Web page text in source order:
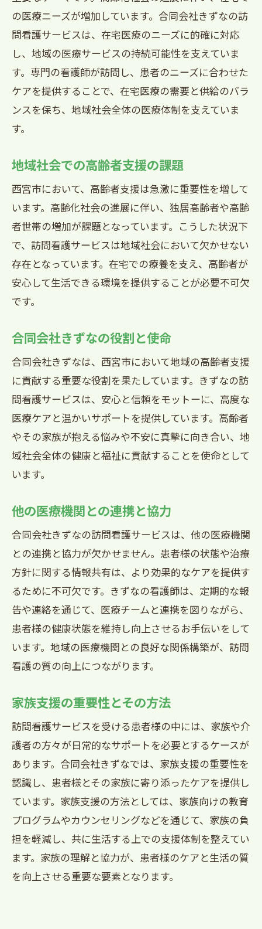
の医療ニーズが増加しています。合同会社きずなの訪
問看護サービスは、在宅医療のニーズに的確に対応
し、地域の医療サービスの持続可能性を支えていま
す。専門の看護師が訪問し、患者のニーズに合わせた
ケアを提供することで、在宅医療の需要と供給のバラ
ンスを保ち、地域社会全体の医療体制を支えていま
す。
地域社会での高齢者支援の課題
西宮市において、高齢者支援は急激に重要性を増して
います。高齢化社会の進展に伴い、独居高齢者や高齢
者世帯の増加が課題となっています。こうした状況下
で、訪問看護サービスは地域社会において欠かせない
存在となっています。在宅での療養を支え、高齢者が
安心して生活できる環境を提供することが必要不可欠
です。
合同会社きずなの役割と使命
合同会社きずなは、西宮市において地域の高齢者支援
に貢献する重要な役割を果たしています。きずなの訪
問看護サービスは、安心と信頼をモットーに、高度な
医療ケアと温かいサポートを提供しています。高齢者
やその家族が抱える悩みや不安に真摯に向き合い、地
域社会全体の健康と福祉に貢献することを使命として
います。
他の医療機関との連携と協力
合同会社きずなの訪問看護サービスは、他の医療機関
との連携と協力が欠かせません。患者様の状態や治療
方針に関する情報共有は、より効果的なケアを提供す
るために不可欠です。きずなの看護師は、定期的な報
告や連絡を通じて、医療チームと連携を図りながら、
患者様の健康状態を維持し向上させるお手伝いをして
います。地域の医療機関との良好な関係構築が、訪問
看護の質の向上につながります。
家族支援の重要性とその方法
訪問看護サービスを受ける患者様の中には、家族や介
護者の方々が日常的なサポートを必要とするケースが
あります。合同会社きずなでは、家族支援の重要性を
認識し、患者様とその家族に寄り添ったケアを提供し
ています。家族支援の方法としては、家族向けの教育
プログラムやカウンセリングなどを通じて、家族の負
担を軽減し、共に生活する上での支援体制を整えてい
ます。家族の理解と協力が、患者様のケアと生活の質
を向上させる重要な要素となります。